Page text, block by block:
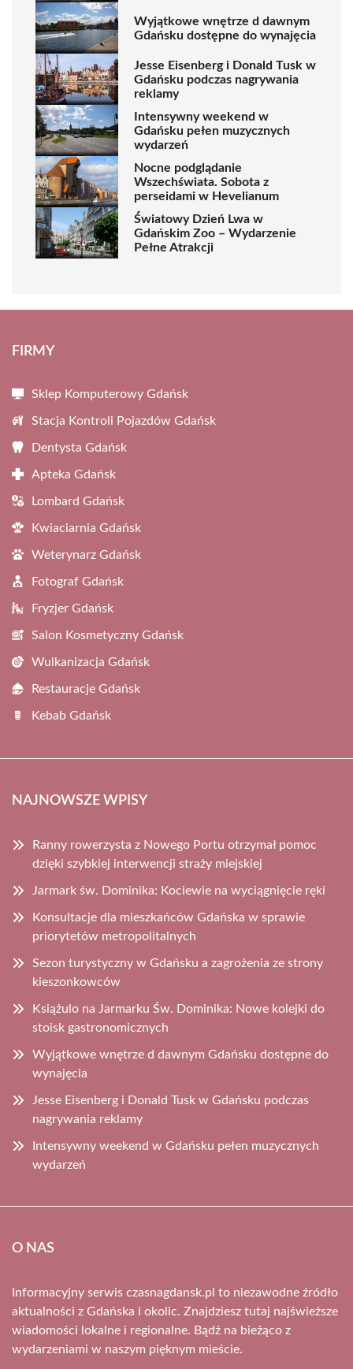
Wyjątkowe wnętrze d dawnym
Gdańsku dostępne do wynajęcia
Jesse Eisenberg i Donald Tusk w
Gdańsku podczas nagrywania
reklamy
Intensywny weekend w
Gdańsku pełen muzycznych
wydarzeń
Nocne podglądanie
Wszechświata. Sobota z
perseidami w Hevelianum
Światowy Dzień Lwa w
Gdańskim Zoo – Wydarzenie
Pełne Atrakcji
FIRMY
Sklep Komputerowy Gdańsk
Stacja Kontroli Pojazdów Gdańsk
Dentysta Gdańsk
Apteka Gdańsk
Lombard Gdańsk
Kwiaciarnia Gdańsk
Weterynarz Gdańsk
Fotograf Gdańsk
Fryzjer Gdańsk
Salon Kosmetyczny Gdańsk
Wulkanizacja Gdańsk
Restauracje Gdańsk
Kebab Gdańsk
NAJNOWSZE WPISY
Ranny rowerzysta z Nowego Portu otrzymał pomoc
dzięki szybkiej interwencji straży miejskiej
Jarmark św. Dominika: Kociewie na wyciągnięcie ręki
Konsultacje dla mieszkańców Gdańska w sprawie
priorytetów metropolitalnych
Sezon turystyczny w Gdańsku a zagrożenia ze strony
kieszonkowców
Książulo na Jarmarku Św. Dominika: Nowe kolejki do
stoisk gastronomicznych
Wyjątkowe wnętrze d dawnym Gdańsku dostępne do
wynajęcia
Jesse Eisenberg i Donald Tusk w Gdańsku podczas
nagrywania reklamy
Intensywny weekend w Gdańsku pełen muzycznych
wydarzeń
O NAS
Informacyjny serwis czasnagdansk.pl to niezawodne źródło
aktualności z Gdańska i okolic. Znajdziesz tutaj najświeższe
wiadomości lokalne i regionalne. Bądź na bieżąco z
wydarzeniami w naszym pięknym mieście.